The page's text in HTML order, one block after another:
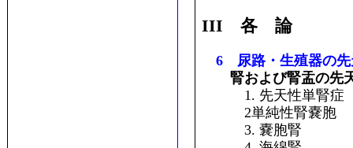
III 各 論
6 尿路・生殖器の先
腎および腎盂の先
1. 先天性単腎症
2単純性腎嚢胞
3. 嚢胞腎